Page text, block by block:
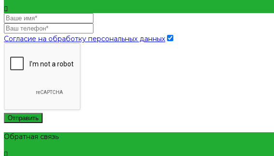
Согласие на обработку персональных данных
Отправить
Обратная связь